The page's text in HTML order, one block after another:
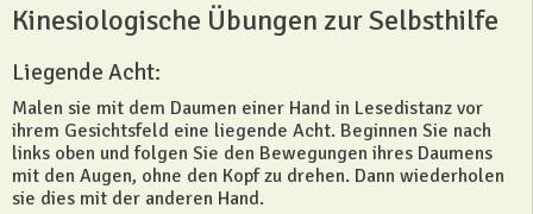
Kinesiologische Übungen zur Selbsthilfe
Liegende Acht:
Malen sie mit dem Daumen einer Hand in Lesedistanz vor
ihrem Gesichtsfeld eine liegende Acht. Beginnen Sie nach
links oben und folgen Sie den Bewegungen ihres Daumens
mit den Augen, ohne den Kopf zu drehen. Dann wiederholen
sie dies mit der anderen Hand.